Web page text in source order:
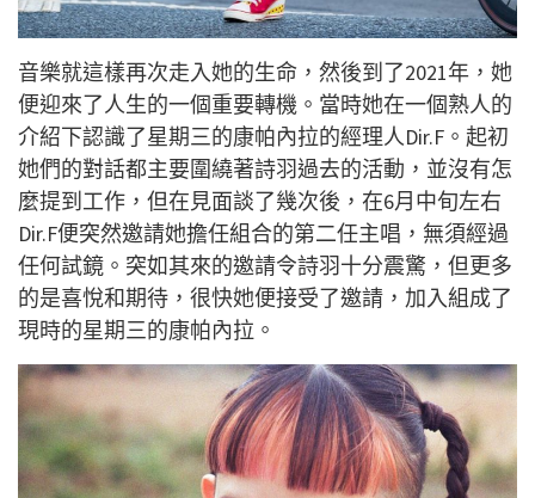
音樂就這樣再次走入她的生命，然後到了2021年，她
便迎來了人生的一個重要轉機。當時她在一個熟人的
介紹下認識了星期三的康帕內拉的經理人Dir.F。起初
她們的對話都主要圍繞著詩羽過去的活動，並沒有怎
麼提到工作，但在見面談了幾次後，在6月中旬左右
Dir.F便突然邀請她擔任組合的第二任主唱，無須經過
任何試鏡。突如其來的邀請令詩羽十分震驚，但更多
的是喜悅和期待，很快她便接受了邀請，加入組成了
現時的星期三的康帕內拉。